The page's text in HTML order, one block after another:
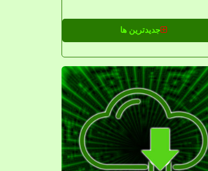
جدیدترین ها